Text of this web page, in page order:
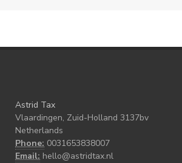
Astrid Tax
Vlaardingen, Zuid-Holland 3137bv
Netherlands
Phone: 0031653838007
Email: hello@astridtax.nl